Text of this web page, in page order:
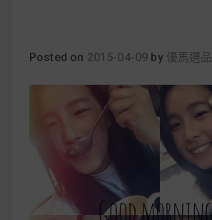
簡單料理
健身重訓菜單
運動健身飲食建議
Posted on 2015-04-09 by 優馬選品